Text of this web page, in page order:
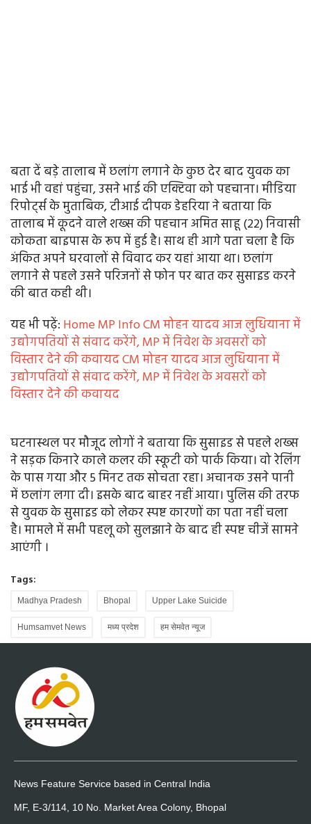
बता दें बड़े तालाब में छलांग लगाने के कुछ देर बाद युवक का
भाई भी वहां पहुंचा, उसने भाई की एक्टिवा को पहचाना। मीडिया
रिपोर्ट्स के मुताबिक, टीआई दीपक डेहरिया ने बताया कि
तालाब में कूदने वाले शख्स की पहचान अमित साहू (22) निवासी
कोकता बाइपास के रूप में हुई है। साथ ही आगे पता चला है कि
अंकित अपने घरवालों से विवाद कर यहां आया था। छलांग
लगाने से पहले उसने परिजनों से फोन पर बात कर सुसाइड करने
की बात कही थी।
यह भी पढ़ें: Home MP Info CM मोहन यादव आज लुधियाना में
उद्योगपतियों से संवाद करेंगे, MP में निवेश के अवसरों को
विस्तार देने की कवायद CM मोहन यादव आज लुधियाना में
उद्योगपतियों से संवाद करेंगे, MP में निवेश के अवसरों को
विस्तार देने की कवायद
घटनास्थल पर मौजूद लोगों ने बताया कि सुसाइड से पहले शख्स
ने सड़क किनारे काले कलर की स्कूटी को पार्क किया। वो रेलिंग
के पास गया और 5 मिनट तक सोचता रहा। अचानक उसने पानी
में छलांग लगा दी। इसके बाद बाहर नहीं आया। पुलिस की तरफ
से युवक के सुसाइड को लेकर स्पष्ट कारणों का पता नहीं चला
है। मामले में सभी पहलू को सुलझाने के बाद ही स्पष्ट चीजें सामने
आएंगी ।
Tags:
Madhya Pradesh Bhopal Upper Lake Suicide
Humsamvet News मध्य प्रदेश हम सेमवेत न्यूज
News Feature Service based in Central India
MF, E-3/114, 10 No. Market Area Colony, Bhopal